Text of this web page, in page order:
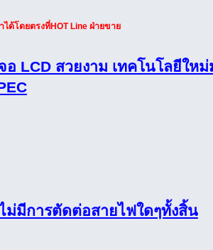
ด้โดยตรงที่HOT Line ฝ่ายขาย
อ LCD สวยงาม เทคโนโลยีให
ม่มีการตัดต่อสายไฟใดๆทั้งสิ้น